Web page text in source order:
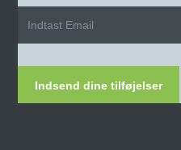
Indsend dine tilføjelser